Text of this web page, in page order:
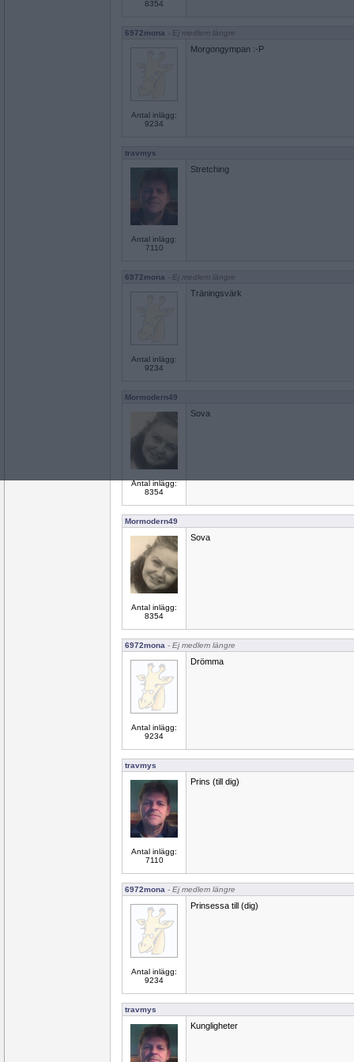
8354
6972mona - Ej medlem längre
Antal inlägg:
9234
Morgongympan :-P
travmys
Antal inlägg:
7110
Stretching
6972mona - Ej medlem längre
Antal inlägg:
9234
Träningsvärk
Mormodern49
Antal inlägg:
8354
Sova
Mormodern49
Antal inlägg:
8354
Sova
6972mona - Ej medlem längre
Antal inlägg:
9234
Drömma
travmys
Antal inlägg:
7110
Prins (till dig)
6972mona - Ej medlem längre
Antal inlägg:
9234
Prinsessa till (dig)
travmys
Kungligheter